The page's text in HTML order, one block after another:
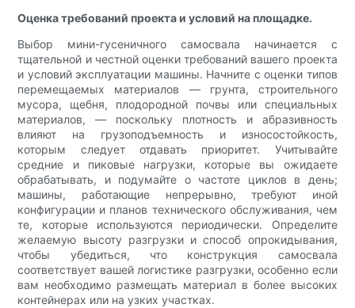
Оценка требований проекта и условий на площадке.
Выбор мини-гусеничного самосвала начинается с
тщательной и честной оценки требований вашего проекта
и условий эксплуатации машины. Начните с оценки типов
перемещаемых материалов — грунта, строительного
мусора, щебня, плодородной почвы или специальных
материалов, — поскольку плотность и абразивность
влияют на грузоподъемность и износостойкость,
которым следует отдавать приоритет. Учитывайте
средние и пиковые нагрузки, которые вы ожидаете
обрабатывать, и подумайте о частоте циклов в день;
машины, работающие непрерывно, требуют иной
конфигурации и планов технического обслуживания, чем
те, которые используются периодически. Определите
желаемую высоту разгрузки и способ опрокидывания,
чтобы убедиться, что конструкция самосвала
соответствует вашей логистике разгрузки, особенно если
вам необходимо размещать материал в более высоких
контейнерах или на узких участках.